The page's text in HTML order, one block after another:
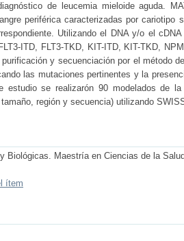
de leucemia mieloide aguda.
periférica caracterizadas por
Utilizando el DNA y/o el
ITD, FLT3-TKD, KIT-ITD, KIT-TKD,
y secuenciación por el método
las mutaciones pertinentes y la
estudio se realizarón 90 modelados de la
región y secuencia) utilizando
Biológicas. Maestría en Ciencias de la
ítem